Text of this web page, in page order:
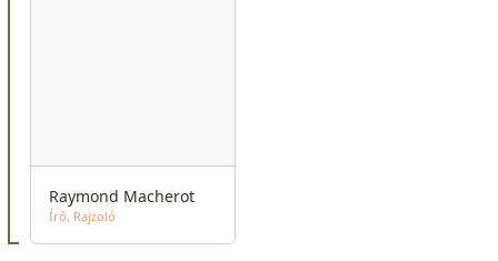
Raymond Macherot
Író Rajzoló